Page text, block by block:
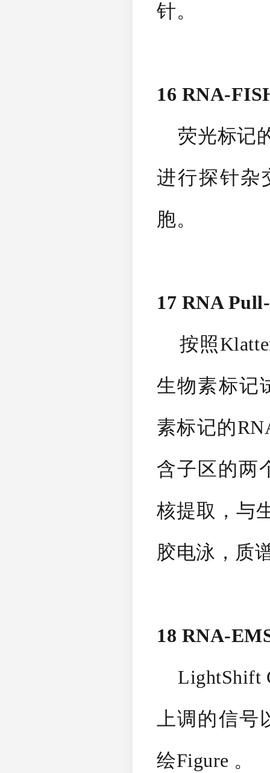
针。
16 RNA-
荧光标记
进行探针杂
胞。
17 RNA
按照
生物素标记
素标记的
含子区的两
核提取，与
胶电泳，质
18 RNA-
LightShift
上调的信号
绘Figure 。